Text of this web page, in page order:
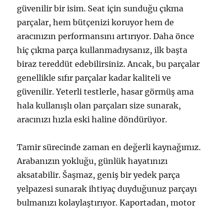
güvenilir bir isim. Seat için sunduğu çıkma
parçalar, hem bütçenizi koruyor hem de
aracınızın performansını artırıyor. Daha önce
hiç çıkma parça kullanmadıysanız, ilk başta
biraz tereddüt edebilirsiniz. Ancak, bu parçalar
genellikle sıfır parçalar kadar kaliteli ve
güvenilir. Yeterli testlerle, hasar görmüş ama
hala kullanışlı olan parçaları size sunarak,
aracınızı hızla eski haline döndürüyor.
Tamir sürecinde zaman en değerli kaynağımız.
Arabanızın yokluğu, günlük hayatınızı
aksatabilir. Šaşmaz, geniş bir yedek parça
yelpazesi sunarak ihtiyaç duyduğunuz parçayı
bulmanızı kolaylaştırıyor. Kaportadan, motor